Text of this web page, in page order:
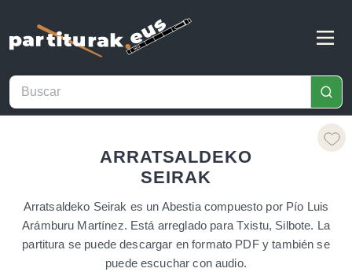
ARRATSALDEKO
SEIRAK
Arratsaldeko Seirak es un Abestia compuesto por Pío Luis
Arámburu Martínez. Está arreglado para Txistu, Silbote. La
partitura se puede descargar en formato PDF y también se
puede escuchar con audio.